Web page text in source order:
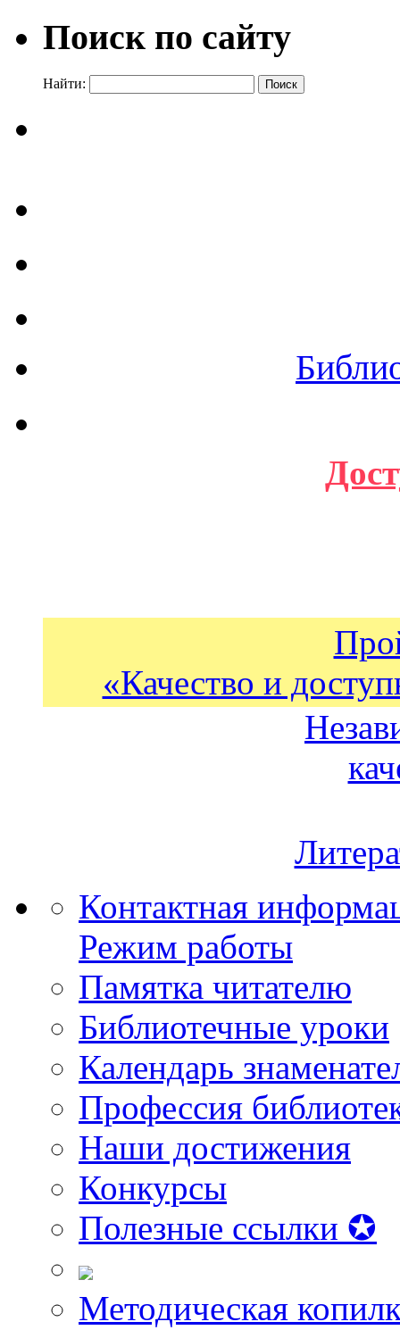
Поиск по сайту
Найти:
«Качество и
Контактная
Режим работы
Памятка читателю
Библиотечные уроки
Календарь
Профессия
Наши достижения
Конкурсы
Полезные ссылки ✪
Методическая